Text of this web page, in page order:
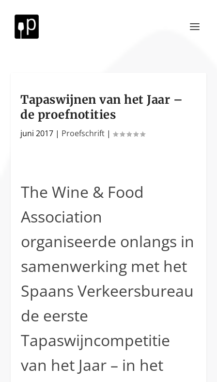
Tapaswijnen van het Jaar –
de proefnotities
juni 2017 | Proefschrift |
The Wine & Food
Association
organiseerde onlangs in
samenwerking met het
Spaans Verkeersbureau
de eerste
Tapaswijncompetitie
van het Jaar – in het